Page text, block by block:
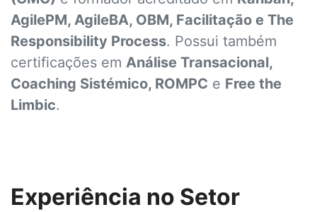
AgilePM, AgileBA, OBM, Facilitação e The
Responsibility Process. Possui também
certificações em Análise Transacional,
Coaching Sistémico, ROMPC e Free the
Limbic.
Experiência no Setor